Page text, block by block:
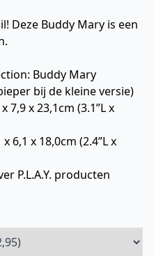
Deze Buddy Mary is een
Buddy Mary
bij de kleine versie)
7,9 x 23,1cm (3.1”L x
6,1 x 18,0cm (2.4”L x
P.L.A.Y. producten